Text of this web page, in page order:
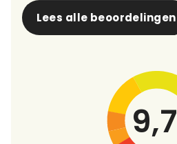
Lees alle beoordelingen
9,7